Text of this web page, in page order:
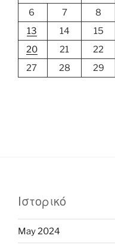
6
7 8
13
14 15
20
21 22
27
28 29
Ιστορικό
May 2024